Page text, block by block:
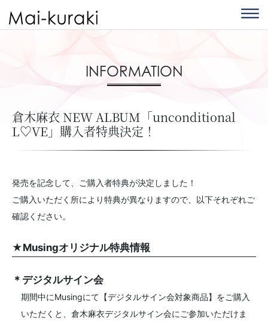
INFORMATION
倉木麻衣 NEW ALBUM「unconditional
L♡VE」購入者特典決定！
発売を記念して、ご購入者特典が決定しました！
ご購入いただく所により特典が異なりますので、以下それぞれご
確認ください。
★Musingオリジナル特典情報
＊デジタルサイン会
期間中にMusingにて【デジタルサイン会対象商品】をご購入
いただくと、倉木麻衣デジタルサイン会にご参加いただけま